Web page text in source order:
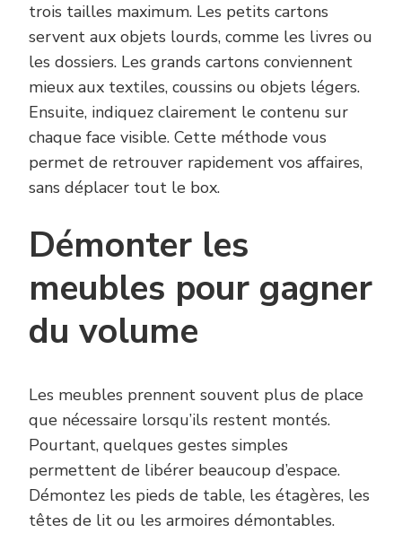
trois tailles maximum. Les petits cartons
servent aux objets lourds, comme les livres ou
les dossiers. Les grands cartons conviennent
mieux aux textiles, coussins ou objets légers.
Ensuite, indiquez clairement le contenu sur
chaque face visible. Cette méthode vous
permet de retrouver rapidement vos affaires,
sans déplacer tout le box.
Démonter les
meubles pour gagner
du volume
Les meubles prennent souvent plus de place
que nécessaire lorsqu’ils restent montés.
Pourtant, quelques gestes simples
permettent de libérer beaucoup d’espace.
Démontez les pieds de table, les étagères, les
têtes de lit ou les armoires démontables.